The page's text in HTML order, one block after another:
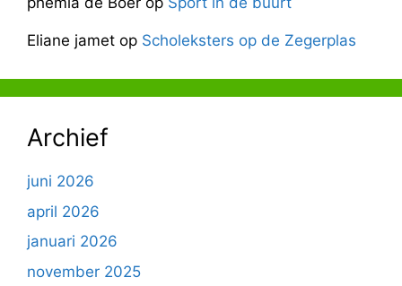
Eliane jamet op Scholeksters op de Zegerplas
Archief
juni 2026
april 2026
januari 2026
november 2025